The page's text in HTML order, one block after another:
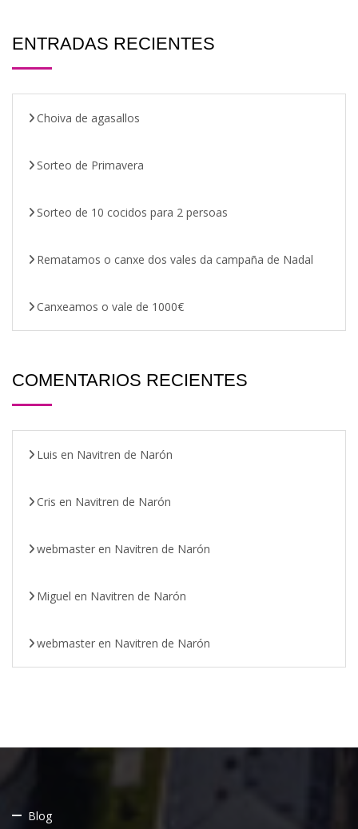
ENTRADAS RECIENTES
Choiva de agasallos
Sorteo de Primavera
Sorteo de 10 cocidos para 2 persoas
Rematamos o canxe dos vales da campaña de Nadal
Canxeamos o vale de 1000€
COMENTARIOS RECIENTES
Luis en Navitren de Narón
Cris en Navitren de Narón
webmaster en Navitren de Narón
Miguel en Navitren de Narón
webmaster en Navitren de Narón
Blog